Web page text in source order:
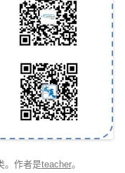
作者是teacher。